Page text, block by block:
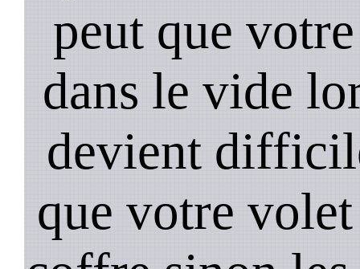
peut que
dans le vide
devient
que votre